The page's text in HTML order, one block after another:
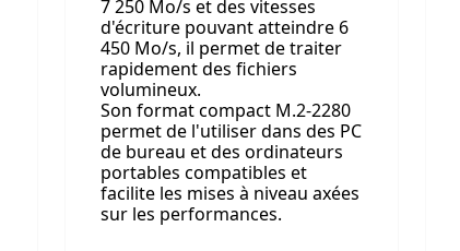
7 250 Mo/s et des vitesses
d'écriture pouvant atteindre 6
450 Mo/s, il permet de traiter
rapidement des fichiers
volumineux.
Son format compact M.2-2280
permet de l'utiliser dans des PC
de bureau et des ordinateurs
portables compatibles et
facilite les mises à niveau axées
sur les performances.